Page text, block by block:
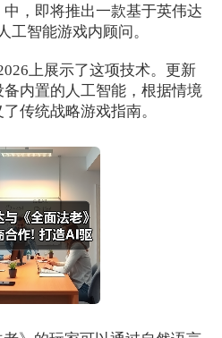
中，即将推出一款基于英伟达
工智能游戏内顾问。
上展示了这项技术。更新
内置的人工智能，根据情境
传统战略游戏指南。